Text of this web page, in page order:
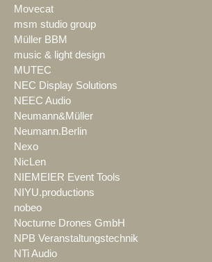
Movecat
msm studio group
Müller BBM
music & light design
MUTEC
NEC Display Solutions
NEEC Audio
Neumann&Müller
Neumann.Berlin
Nexo
NicLen
NIEMEIER Event Tools
NIYU.productions
nobeo
Nocturne Drones GmbH
NPB Veranstaltungstechnik
NTi Audio